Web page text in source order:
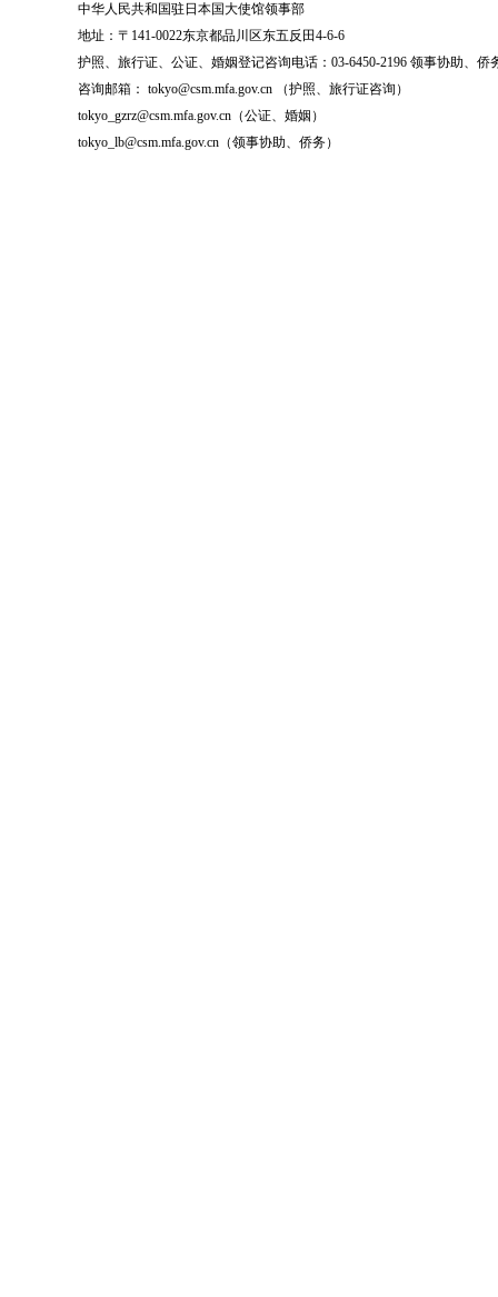
中华人民共和国驻日本国大使馆领事部
地址：〒141-0022东京都品川区东五反田4-6-6
护照、旅行证、公证、婚姻登记咨询电话：03-6450-2196 领事协助、侨
咨询邮箱： tokyo@csm.mfa.gov.cn （护照、旅行证咨询）
tokyo_gzrz@csm.mfa.gov.cn（公证、婚姻）
tokyo_lb@csm.mfa.gov.cn（领事协助、侨务）